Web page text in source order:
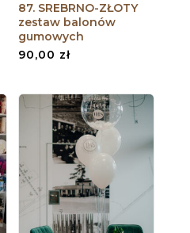
87. SREBRNO-ZŁOTY
zestaw balonów
gumowych
90,00 zł